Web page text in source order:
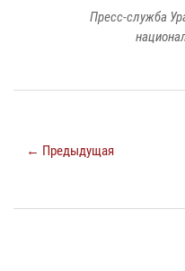
Пресс-служба
← Предыдущая